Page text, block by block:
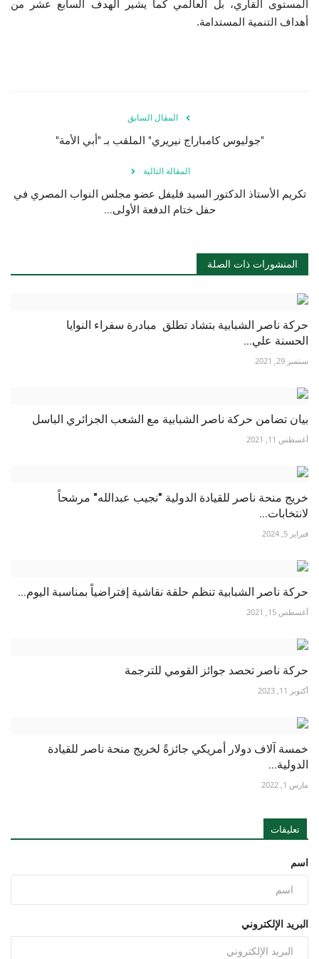
español
المستوى القاري، بل العالمي كما يشير الهدف السابع عشر من
أهداف التنمية المستدامة.
المقال السابق
"جوليوس كامباراج نيريري" الملقب بـ "أبي الأمة"
المقالة التالية
تكريم الأستاذ الدكتور السيد فليفل عضو مجلس النواب المصري في
حفل ختام الدفعة الأولى...
المنشورات ذات الصلة
حركة ناصر الشبابية بتشاد تطلق مبادرة سفراء النوايا
الحسنة علي...
سبتمبر 29, 2021
بيان تضامن حركة ناصر الشبابية مع الشعب الجزائري الباسل
أغسطس 11, 2021
خريج منحة ناصر للقيادة الدولية "نجيب عبدالله" مرشحاً
لانتخابات...
فبراير 5, 2024
حركة ناصر الشبابية تنظم حلقة نقاشية إفتراضياً بمناسبة اليوم...
أغسطس 15, 2021
حركة ناصر تحصد جوائز القومي للترجمة
أكتوبر 11, 2023
خمسة آلاف دولار أمريكي جائزةً لخريج منحة ناصر للقيادة
الدولية...
مارس 1, 2022
تعليقات
اسم
البريد الإلكتروني